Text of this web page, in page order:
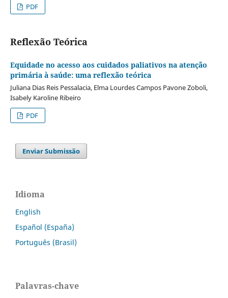
PDF
Reflexão Teórica
Equidade no acesso aos cuidados paliativos na atenção
primária à saúde: uma reflexão teórica
Juliana Dias Reis Pessalacia, Elma Lourdes Campos Pavone Zoboli,
Isabely Karoline Ribeiro
PDF
Enviar Submissão
Idioma
English
Español (España)
Português (Brasil)
Palavras-chave